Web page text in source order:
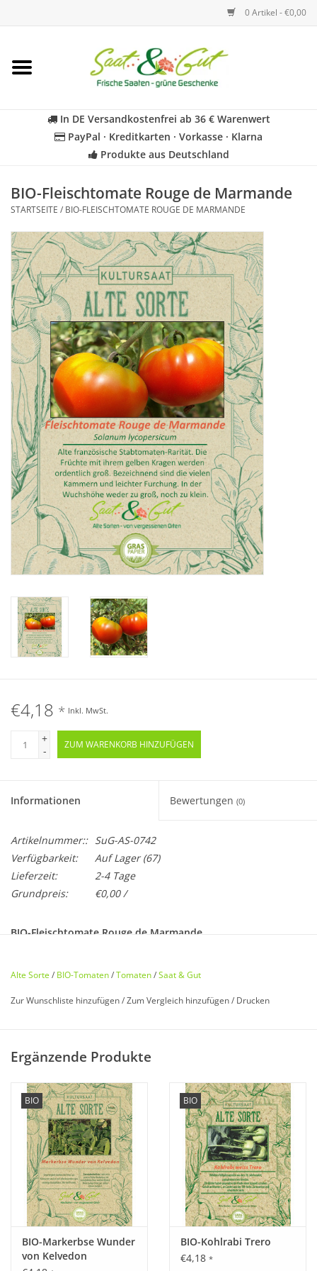
0 Artikel - €0,00
Startseite
Kräuter
Für Kinder
Geschenkideen
Katalog
In DE Versandkostenfrei ab 36 € Warenwert
PayPal · Kreditkarten · Vorkasse · Klarna
Produkte aus Deutschland
BIO-Fleischtomate Rouge de Marmande
STARTSEITE / BIO-FLEISCHTOMATE ROUGE DE MARMANDE
€4,18 * Inkl. MwSt.
+
-
ZUM WARENKORB HINZUFÜGEN
Informationen Bewertungen (0)
Artikelnummer:: SuG-AS-0742
Verfügbarkeit:
Auf Lager(67)
Lieferzeit:
2-4 Tage
Grundpreis:
€0,00 /
BIO-Fleischtomate Rouge de Marmande
Historisches Saatgut von Saat & Gut
Entdecken Sie unsere seltene historische Tomatewieder, die
fast in Vergessenheit geraten ist!
Alte französische Stabtomaten Rarität. Die Früchte mit ihrem
gelbenKragen werden ordentlich groß. Bezeichnend sind die
vielenKammern und leichter Furchung. In der Wuchshöhe
weder zu groß, noch zu klein.
Alte Sorte / BIO-Tomaten/Tomaten/Saat & Gut
Zur Wunschliste hinzufügen/Zum Vergleich hinzufügen/ Drucken
Ergänzende Produkte
BIO
BIO-Markerbse Wunder
von Kelvedon
BIO
BIO-Kohlrabi Trero
€4,18 *